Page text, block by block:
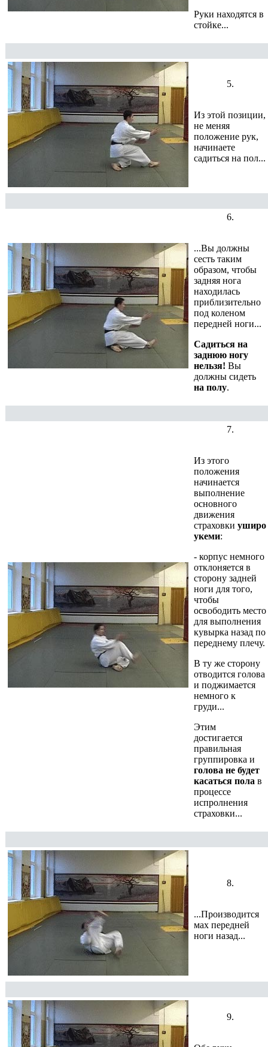
Руки находятся в
стойке...
5.
Из этой позиции,
не меняя
положение рук,
начинаете
садиться на пол...
6.
...Вы должны
сесть таким
образом, чтобы
задняя нога
находилась
приблизительно
под коленом
передней ноги...
Садиться на
заднюю ногу
нельзя! Вы
должны сидеть
на полу.
7.
Из этого
положения
начинается
выполнение
основного
движения
страховки уширо
укеми:
- корпус немного
отклоняется в
сторону задней
ноги для того,
чтобы
освободить место
для выполнения
кувырка назад по
переднему плечу.
В ту же сторону
отводится голова
и поджимается
немного к
груди...
Этим
достигается
правильная
группировка и
голова не будет
касаться пола в
процессе
испролнения
страховки...
8.
...Производится
мах передней
ноги назад...
9.